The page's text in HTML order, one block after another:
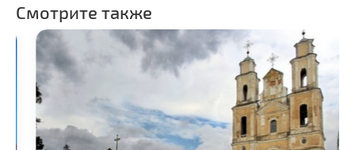
заказники
Смотрите также